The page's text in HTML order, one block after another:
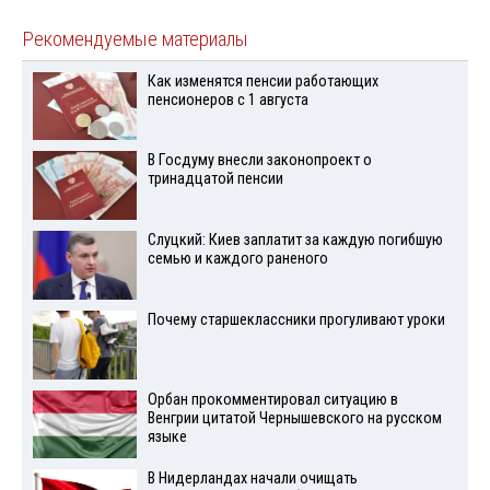
Рекомендуемые материалы
Как изменятся пенсии работающих
пенсионеров с 1 августа
В Госдуму внесли законопроект о
тринадцатой пенсии
Слуцкий: Киев заплатит за каждую погибшую
семью и каждого раненого
Почему старшеклассники прогуливают уроки
Орбан прокомментировал ситуацию в
Венгрии цитатой Чернышевского на русском
языке
В Нидерландах начали очищать